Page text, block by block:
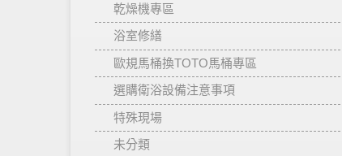
乾燥機專區
浴室修繕
歐規馬桶換TOTO馬桶專區
選購衛浴設備注意事項
特殊現場
未分類